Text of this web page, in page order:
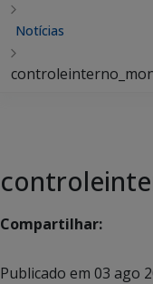
Notícias
Compartilhar:
Publicado em 03 ago